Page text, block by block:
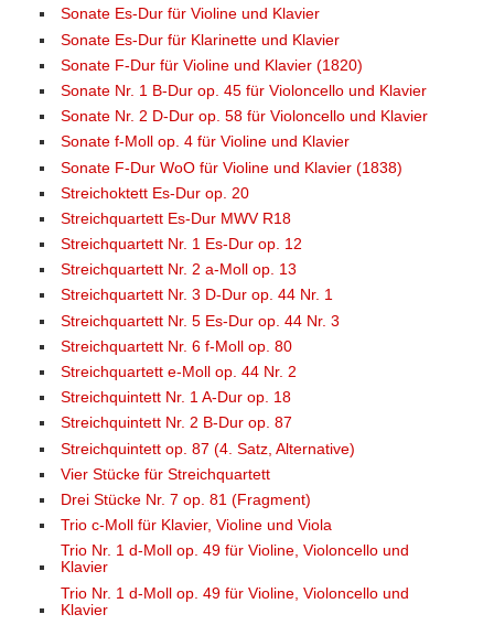
Sonate Es-Dur für Violine und Klavier
Sonate Es-Dur für Klarinette und Klavier
Sonate F-Dur für Violine und Klavier (1820)
Sonate Nr. 1 B-Dur op. 45 für Violoncello und Klavier
Sonate Nr. 2 D-Dur op. 58 für Violoncello und Klavier
Sonate f-Moll op. 4 für Violine und Klavier
Sonate F-Dur WoO für Violine und Klavier (1838)
Streichoktett Es-Dur op. 20
Streichquartett Es-Dur MWV R18
Streichquartett Nr. 1 Es-Dur op. 12
Streichquartett Nr. 2 a-Moll op. 13
Streichquartett Nr. 3 D-Dur op. 44 Nr. 1
Streichquartett Nr. 5 Es-Dur op. 44 Nr. 3
Streichquartett Nr. 6 f-Moll op. 80
Streichquartett e-Moll op. 44 Nr. 2
Streichquintett Nr. 1 A-Dur op. 18
Streichquintett Nr. 2 B-Dur op. 87
Streichquintett op. 87 (4. Satz, Alternative)
Vier Stücke für Streichquartett
Drei Stücke Nr. 7 op. 81 (Fragment)
Trio c-Moll für Klavier, Violine und Viola
Trio Nr. 1 d-Moll op. 49 für Violine, Violoncello und
Klavier
Trio Nr. 1 d-Moll op. 49 für Violine, Violoncello und
Klavier